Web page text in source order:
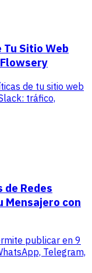
Sitio Web
de tu sitio web
tráfico,
Redes
Mensajero con
publicar en 9
Telegram,